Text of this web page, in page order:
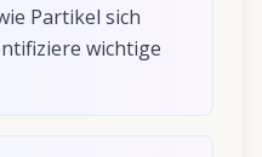
Partikel sich
wichtige